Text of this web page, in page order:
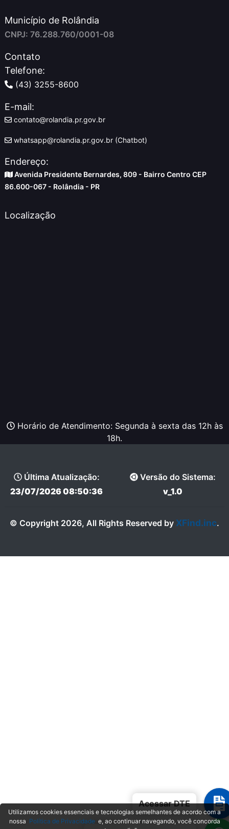
Acessar DTE
Município de Rolândia
CNPJ: 76.288.760/0001-08
Contato
Telefone:
(43) 3255-8600
E-mail:
contato@rolandia.pr.gov.br
whatsapp@rolandia.pr.gov.br (Chatbot)
Endereço:
Avenida Presidente Bernardes, 809 - Bairro Centro CEP
86.600-067 - Rolândia - PR
Localização
Horário de Atendimento: Segunda à sexta das 12h às
18h.
Última Atualização:
23/07/2026 08:50:36
Versão do Sistema:
v_1.0
© Copyright 2026, All Rights Reserved by XFind.inc.
Utilizamos cookies essenciais e tecnologias semelhantes de acordo com a
nossa Política de Privacidadee, ao continuar navegando, você concorda